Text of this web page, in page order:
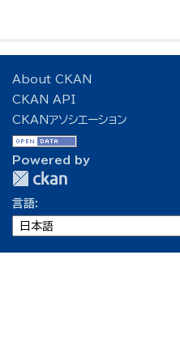
About CKAN
CKAN API
CKANアソシエーション
Powered by
言語